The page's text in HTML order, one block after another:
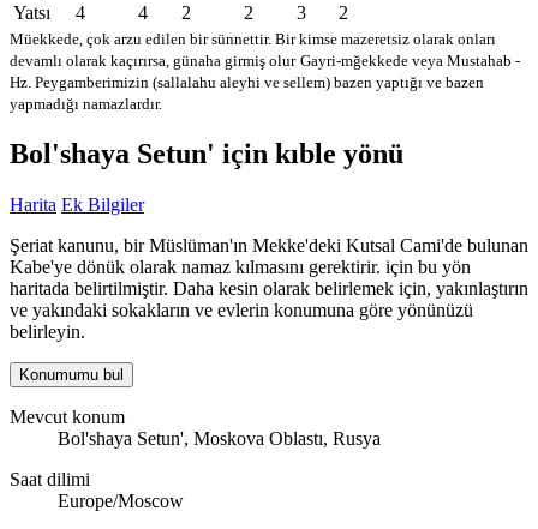
Yatsı
4 4 2 2 3 2
Müekkede, çok arzu edilen bir sünnettir. Bir kimse mazeretsiz olarak onları
devamlı olarak kaçırırsa, günaha girmiş olur Gayri-mğekkede veya Mustahab -
Hz. Peygamberimizin (sallalahu aleyhi ve sellem) bazen yaptığı ve bazen
yapmadığı namazlardır.
Bol'shaya Setun' için kıble yönü
Harita Ek Bilgiler
Şeriat kanunu, bir Müslüman'ın Mekke'deki Kutsal Cami'de bulunan
Kabe'ye dönük olarak namaz kılmasını gerektirir. için bu yön
haritada belirtilmiştir. Daha kesin olarak belirlemek için, yakınlaştırın
ve yakındaki sokakların ve evlerin konumuna göre yönünüzü
belirleyin.
Konumumu bul
Mevcut konum
Bol'shaya Setun', Moskova Oblastı, Rusya
Saat dilimi
Europe/Moscow